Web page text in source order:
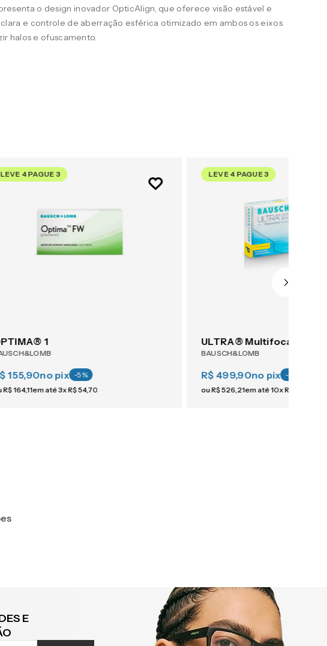
o design inovador OpticAlign, que oferece visão estável e
e controle de aberração esférica otimizado em ambos os eixos
halos e ofuscamento.
LEVE 4 PAGUE 3
1
155,90no pix -5%
R$164,11em até3xR$54,70
LEVE 4 PAGUE 3
ULTRA® Multifocal 6
BAUSCH&LOMB
R$ 499,90no pix -5
ouR$526 21em até10xR$
E